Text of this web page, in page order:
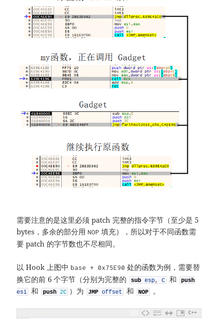
需要注意的是这里必须 patch 完整的指令字节（至少是 5
bytes，多余的部分用NOP 填充），所以对于不同函数需
要 patch 的字节数也不尽相同。
以 Hook 上图中 base + 0x75E90 处的函数为例，需要替
换它的前 6 个字节（分别为完整的
sub esp, C 和
push
esi
和 push 2C ）为 JMP offset 和 NOP 。
C++